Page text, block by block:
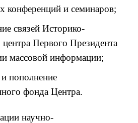
конференций и семинаров;
связей Историко-
центра Первого Президента
массовой информации;
пополнение
фонда Центра.
научно-